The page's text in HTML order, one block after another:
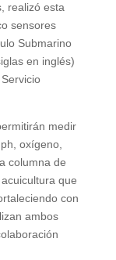
realizó esta
sensores
Submarino
en inglés)
medir
oxígeno,
columna de
que
con
ambos